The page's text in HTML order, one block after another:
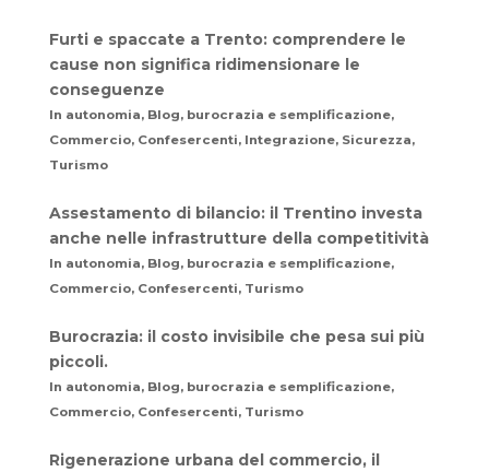
Furti e spaccate a Trento: comprendere le
cause non significa ridimensionare le
conseguenze
In autonomia, Blog, burocrazia e semplificazione,
Commercio, Confesercenti, Integrazione, Sicurezza,
Turismo
Assestamento di bilancio: il Trentino investa
anche nelle infrastrutture della competitività
In autonomia, Blog, burocrazia e semplificazione,
Commercio, Confesercenti, Turismo
Burocrazia: il costo invisibile che pesa sui più
piccoli.
In autonomia, Blog, burocrazia e semplificazione,
Commercio, Confesercenti, Turismo
Rigenerazione urbana del commercio, il